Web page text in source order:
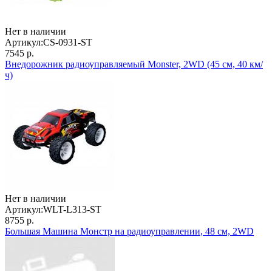
Нет в наличии
Артикул:CS-0931-ST
7545 р.
Внедорожник радиоуправляемый Monster, 2WD (45 см, 40 км/
ч)
Нет в наличии
Артикул:WLT-L313-ST
8755 р.
Большая Машина Монстр на радиоуправлении, 48 см, 2WD